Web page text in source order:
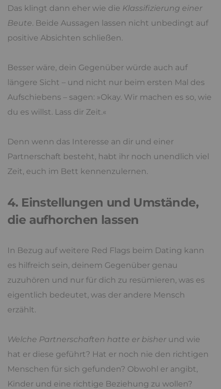
Das klingt dann eher wie die Klassifizierung einer
Beute. Beide Aussagen lassen nicht unbedingt auf
positive Absichten schließen.
Besser wäre, dein Gegenüber würde auch auf
längere Sicht – und nicht nur beim ersten Mal des
Aufschiebens – sagen: »Okay. Wir machen es so, wie
du es willst. Lass dir Zeit.«
Denn wenn das Interesse an dir und einer
Partnerschaft besteht, habt ihr noch unendlich viel
Zeit, euch im Bett kennenzulernen.
4. Einstellungen und Umstände,
die aufhorchen lassen
In Bezug auf weitere Red Flags beim Dating kann
es hilfreich sein, deinem Gegenüber genau
zuzuhören und nur für dich zu resümieren, was es
eigentlich bedeutet, was der andere Mensch
erzählt.
Welche Partnerschaften hatte er bisher und wie
hat er diese geführt? Hat er noch nie den richtigen
Menschen für sich gefunden? Obwohl er angibt,
Kinder und eine richtige Beziehung zu wollen?